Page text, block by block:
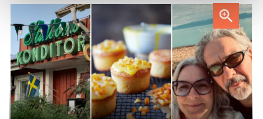
Heléne och Micael Stålbom